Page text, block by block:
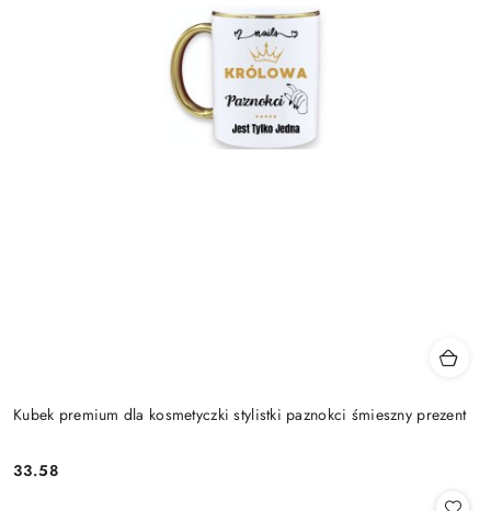
Kubek premium dla kosmetyczki stylistki paznokci śmieszny prezent
Cena:
33.58